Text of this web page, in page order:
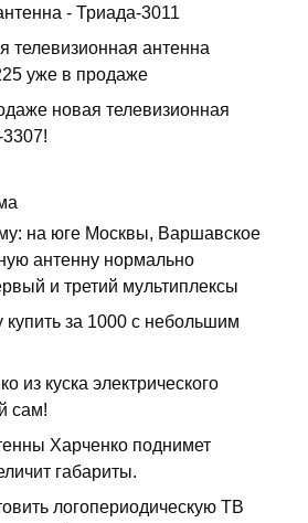
- Триада-3011
телевизионная антенна
уже в продаже
новая телевизионная
на юге Москвы, Варшавское
антенну нормально
и третий мультиплексы
купить за 1000 с небольшим
из куска электрического
сам!
Харченко поднимет
габариты.
логопериодическую ТВ